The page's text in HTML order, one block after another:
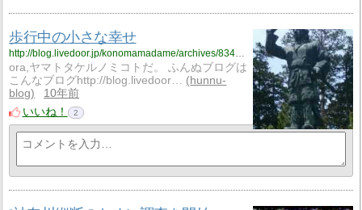
歩行中の小さな幸せ
http://blog.livedoor.jp/konomamadame/archives/8345416.html
ora,ヤマトタケルノミコトだ。 ふんぬブログは
こんなブログhttp://blog.livedoor…
hunnu-
blog
10年前
いいね！
2